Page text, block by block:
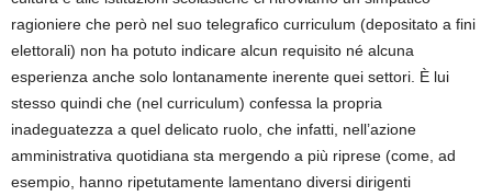
ragioniere che però nel suo telegrafico curriculum (depositato a fini
elettorali) non ha potuto indicare alcun requisito né alcuna
esperienza anche solo lontanamente inerente quei settori. È lui
stesso quindi che (nel curriculum) confessa la propria
inadeguatezza a quel delicato ruolo, che infatti, nell’azione
amministrativa quotidiana sta mergendo a più riprese (come, ad
esempio, hanno ripetutamente lamentano diversi dirigenti